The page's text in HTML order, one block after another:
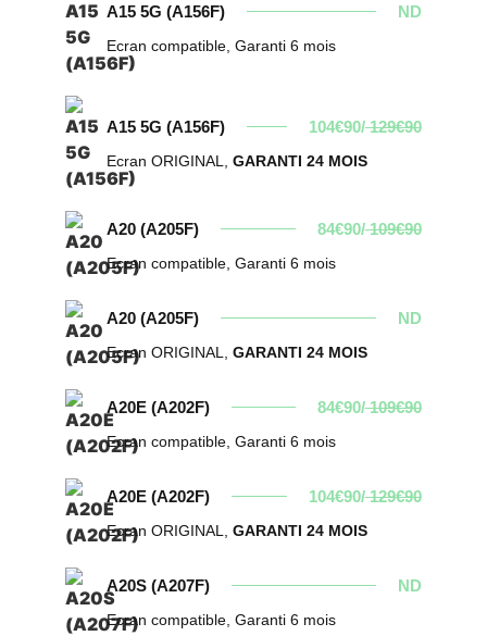
A15 5G (A156F) ND
Ecran compatible, Garanti 6 mois
A15 5G (A156F) 104€90/129€90
Ecran ORIGINAL,GARANTI 24 MOIS
A20 (A205F) 84€90/109€90
Ecran compatible, Garanti 6 mois
A20 (A205F) ND
Ecran ORIGINAL,GARANTI 24 MOIS
A20E (A202F) 84€90/109€90
Ecran compatible, Garanti 6 mois
A20E (A202F) 104€90/129€90
Ecran ORIGINAL,GARANTI 24 MOIS
A20S (A207F) ND
Ecran compatible, Garanti 6 mois